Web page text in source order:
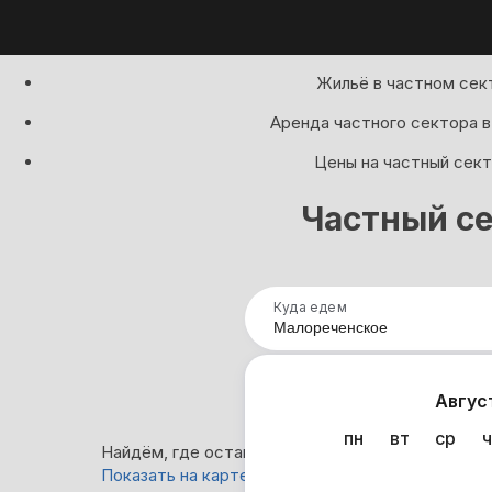
Жильё в частном
Аренда частного сектора
Цены на частный
Частный
Куда едем
пн
вт ср
Найдём, где остановиться в Малореченском: 110
Показать на карте